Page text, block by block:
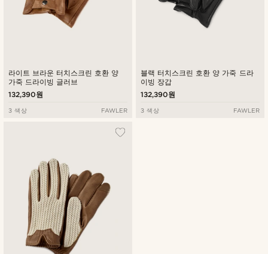
라이트 브라운 터치스크린 호환 양
가죽 드라이빙 글러브
132,390원
3 색상 FAWLER
블랙 터치스크린 호환 양 가죽 드라
이빙 장갑
132,390원
3 색상 FAWLER